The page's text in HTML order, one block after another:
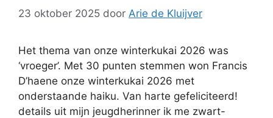
23 oktober 2025 door Arie de Kluijver
Het thema van onze winterkukai 2026 was
‘vroeger’. Met 30 punten stemmen won Francis
D’haene onze winterkukai 2026 met
onderstaande haiku. Van harte gefeliciteerd!
details uit mijn jeugdherinner ik me zwart-